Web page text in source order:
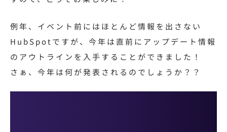
例年、イベント前にはほとんど情報を出さない
HubSpotですが、今年は直前にアップデート情報
のアウトラインを入手することができました！
さぁ、今年は何が発表されるのでしょうか？？